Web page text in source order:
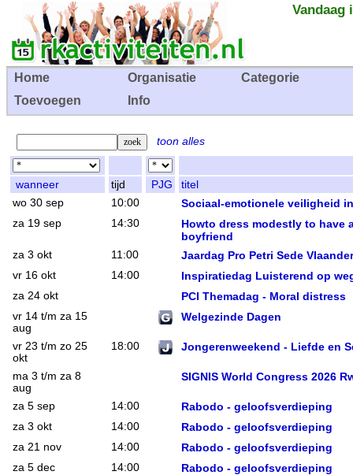
Vandaag
Home Organisatie
Categorie
Toevoegen
Info
toon alles
wanneer tijd PJG
titel
wo 30 sep
10:00 Sociaal-emotionele veiligheid
za 19 sep 14:30
Howto dress modestly to have
boyfriend
za 3 okt 11:00 Jaardag Pro Petri Sede
vr 16 okt 14:00 Inspiratiedag Luisterend op
za 24 okt PCI Themadag - Moral distress
vr 14 t/m za 15
aug
Welgezinde Dagen
vr 23 t/m zo 25
okt
18:00 Jongerenweekend - Liefde en
ma 3 t/m za 8
aug
SIGNIS World Congress 2026
za 5 sep 14:00 Rabodo - geloofsverdieping
za 3 okt 14:00 Rabodo - geloofsverdieping
za 21 nov 14:00 Rabodo - geloofsverdieping
za 5 dec 14:00 Rabodo - geloofsverdieping